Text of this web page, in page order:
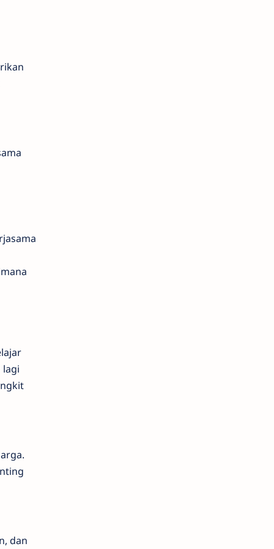
lagi
dan